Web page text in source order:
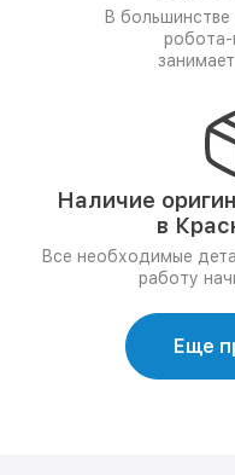
В большинстве
робота-
Наличие
в
Все необходимые
работу
Еще